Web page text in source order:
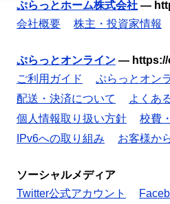
ぷらっとホーム株式会社 —
会社概要
株主・投資家情報
ぷらっとオンライン —
ご利用ガイド
ぷらっとオン
配送・決済について
よくあ
個人情報取り扱い方針
校費
IPv6への取り組み
お客様か
ソーシャルメディア
Twitter公式アカウント